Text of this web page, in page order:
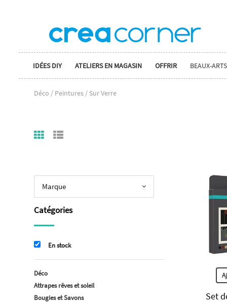
IDÉES DIY ATELIERS EN MAGASIN OFFRIR BEAUX-ARTS
Déco / Peintures / Sur Verre
Set
Marque
Catégories
En stock
Déco
Attrapes rêves et soleil
Bougies et Savons